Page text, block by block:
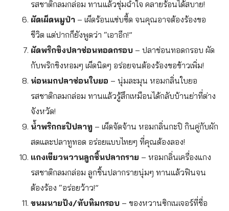
รสชาติกลมกล่อม ทานแล้วชุ่มฉ่ำใจ คลายร้อนได้สบาย!
ผัดเผ็ดหมูป่า – เผ็ดร้อนแซ่บซี้ด จนคุณอาจต้องร้องขอ
ชีวิต แต่ปากก็ยังพูดว่า “เอาอีก!”
ผัดพริกขิงปลาช่อนทอดกรอบ – ปลาช่อนทอดกรอบ ผัด
กับพริกขิงหอมๆ เผ็ดนิดๆ อร่อยจนต้องร้องขอข้าวเพิ่ม!
ห่อหมกปลาช่อนใบยอ – นุ่มละมุน หอมกลิ่นใบยอ
รสชาติกลมกล่อม ทานแล้วรู้สึกเหมือนได้กลับบ้านย่าที่ต่าง
จังหวัด!
น้ำพริกกะปิปลาทู – เผ็ดจัดจ้าน หอมกลิ่นกะปิ กินคู่กับผัก
สดและปลาทูทอด อร่อยแบบไทยๆ ที่คุณต้องลอง!
แกงเขียวหวานลูกชิ้นปลากราย – หอมกลิ่นเครื่องแกง
รสชาติกลมกล่อม ลูกชิ้นปลากรายนุ่มๆ ทานแล้วฟินจน
ต้องร้อง “อร่อยว้าว!”
ขนมนายปัง/ทับทิมกรอบ – ของหวานซิกเนเจอร์ที่ชื่อ